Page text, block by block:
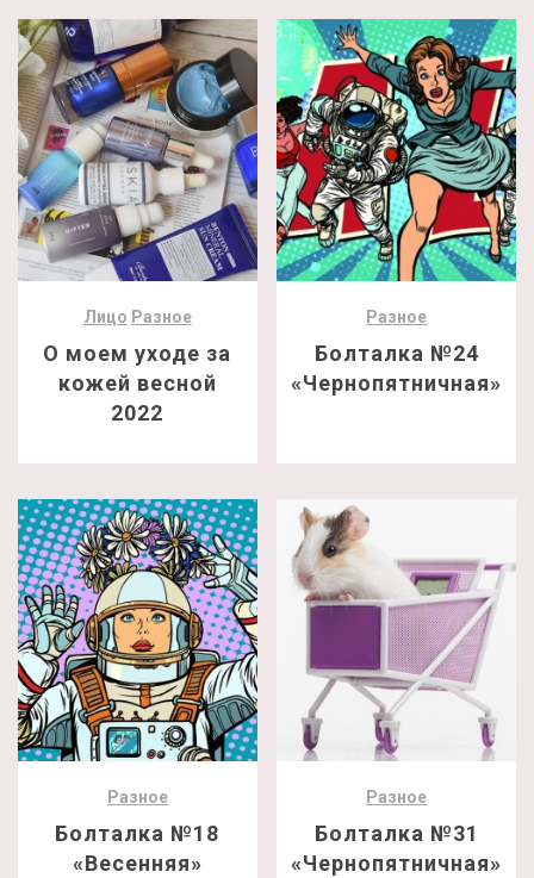
Лицо Разное
О моем уходе за
кожей весной
2022
Разное
Болталка №24
«Чернопятничная»
Разное
Болталка №18
«Весенняя»
Разное
Болталка №31
«Чернопятничная»